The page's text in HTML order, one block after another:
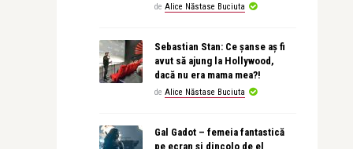
de Alice Năstase Buciuta
Sebastian Stan: Ce șanse aș fi
avut să ajung la Hollywood,
dacă nu era mama mea?!
de Alice Năstase Buciuta
Gal Gadot – femeia fantastică
pe ecran și dincolo de el